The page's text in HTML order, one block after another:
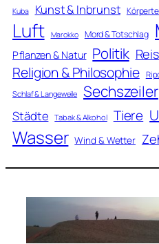
Kuba Kunst & Inbrunst
Luft Marokko Mord & Totschlag
Pflanzen & Natur Politik
Religion & Philosophie
Schlaf & Langeweile Sechszeiler
Städte Tabak & Alkohol Tiere
Wasser Wind & Wetter